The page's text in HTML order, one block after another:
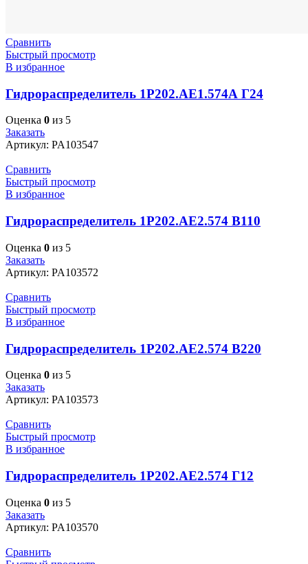
Сравнить
Быстрый просмотр
В избранное
Гидрораспределитель 1Р202.АЕ1.574А Г24
Оценка 0 из 5
Заказать
Артикул: PA103547
Сравнить
Быстрый просмотр
В избранное
Гидрораспределитель 1Р202.АЕ2.574 В110
Оценка 0 из 5
Заказать
Артикул: PA103572
Сравнить
Быстрый просмотр
В избранное
Гидрораспределитель 1Р202.АЕ2.574 В220
Оценка 0 из 5
Заказать
Артикул: PA103573
Сравнить
Быстрый просмотр
В избранное
Гидрораспределитель 1Р202.АЕ2.574 Г12
Оценка 0 из 5
Заказать
Артикул: PA103570
Сравнить